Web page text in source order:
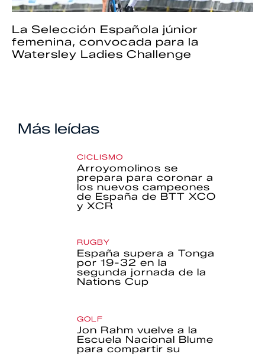
La Selección Española júnior
femenina, convocada para la
Watersley Ladies Challenge
Más leídas
CICLISMO
Arroyomolinos se
prepara para coronar a
los nuevos campeones
de España de BTT XCO
y XCR
RUGBY
España supera a Tonga
por 19-32 en la
segunda jornada de la
Nations Cup
GOLF
Jon Rahm vuelve a la
Escuela Nacional Blume
para compartir su